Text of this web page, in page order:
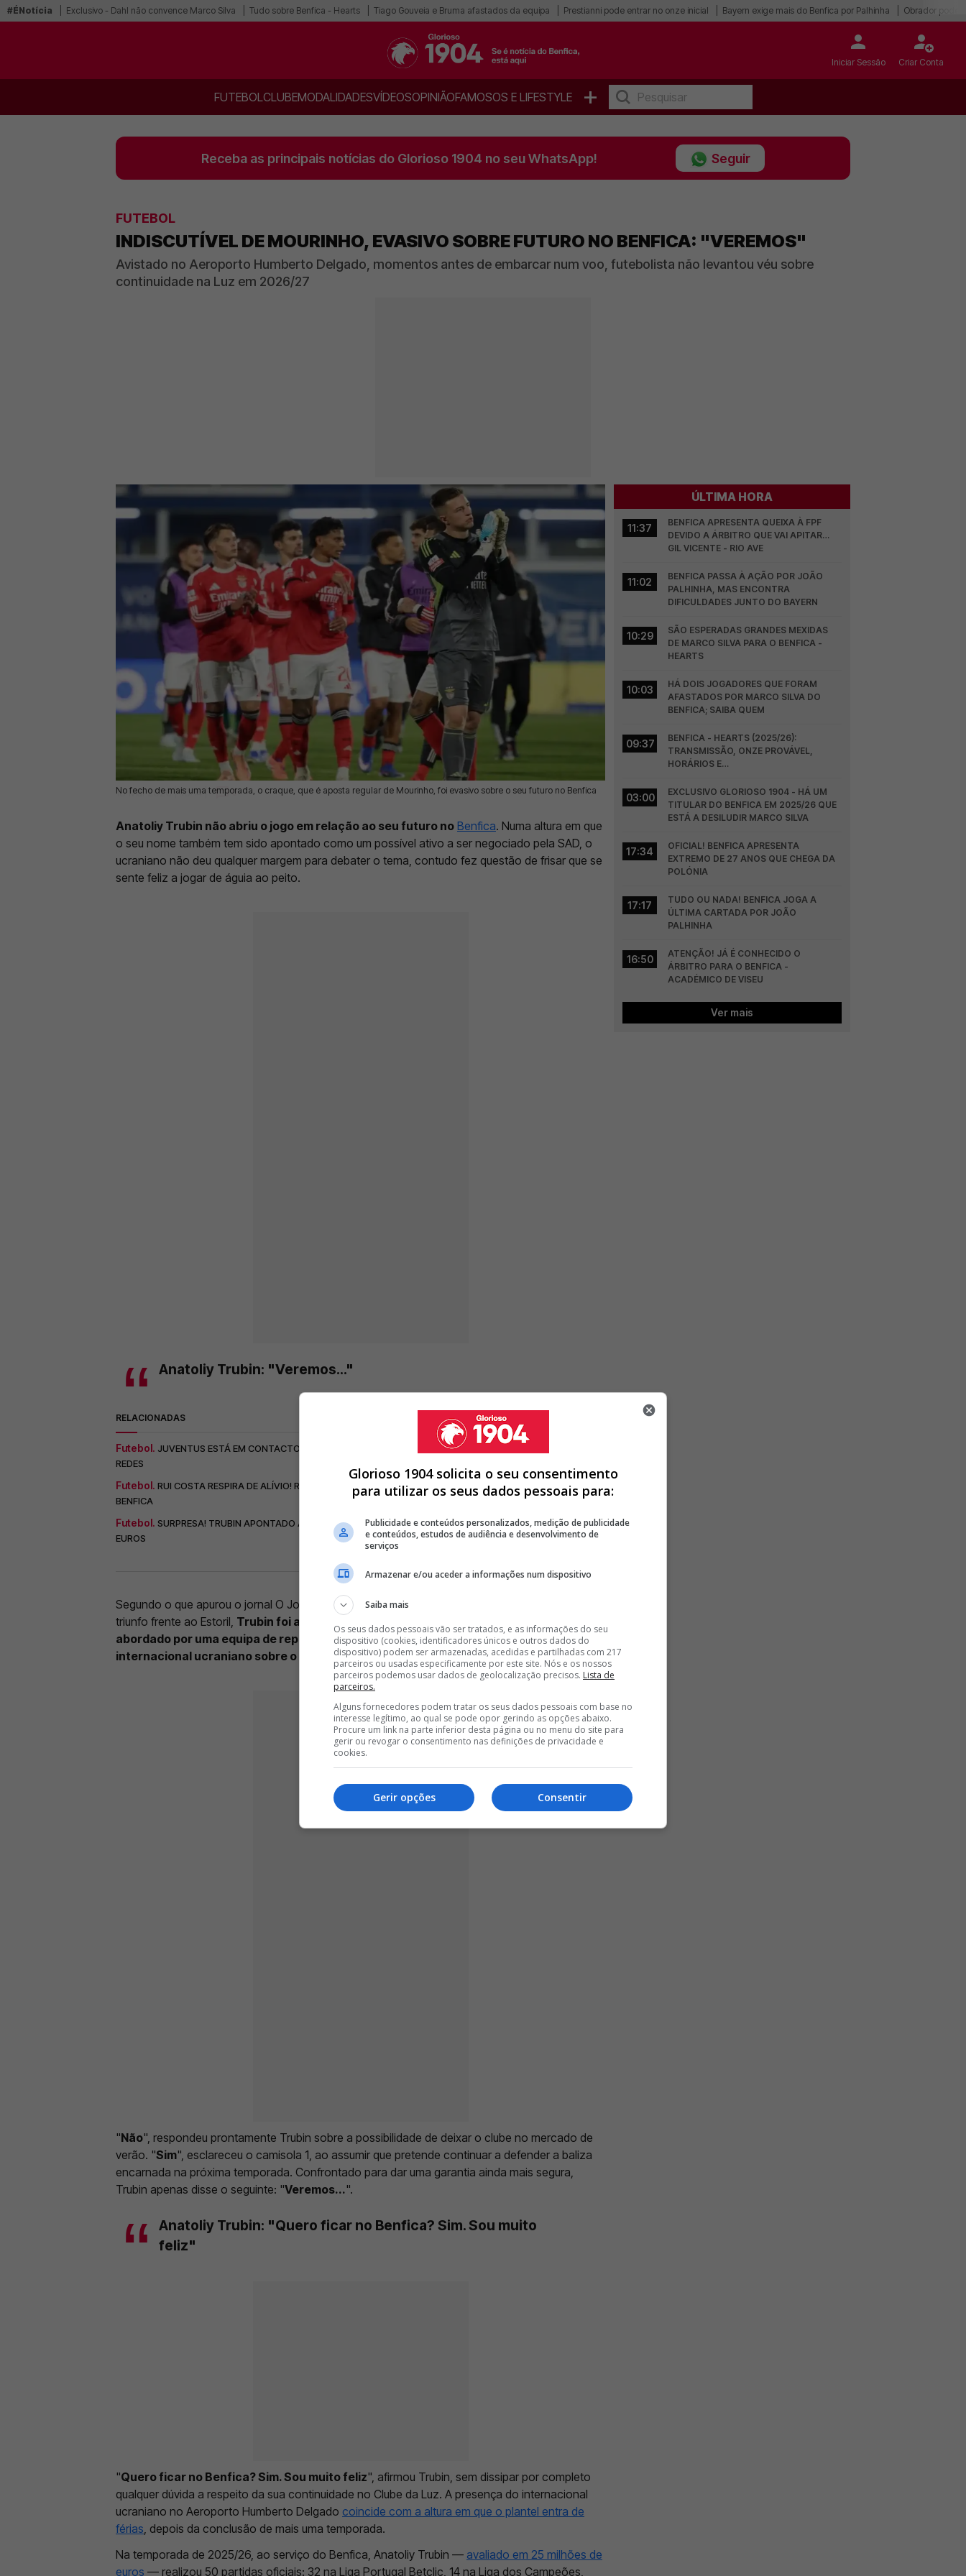
#ÉNotícia Exclusivo - Dahl não convence Marco Silva Tudo sobre Benfica - Hearts Tiago Gouveia e Bruma afastados da equipa Prestianni pode entrar no onze inicial Bayern exige mais do Benfica por Palhinha Obrador pode
Iniciar Sessão Criar Conta
FUTEBOLCLUBEMODALIDADESVÍDEOSOPINIÃOFAMOSOS E LIFESTYLE +
Receba as principais notícias do Glorioso 1904 no seu WhatsApp! Seguir
FUTEBOL
INDISCUTÍVEL DE MOURINHO, EVASIVO SOBRE FUTURO NO BENFICA: "VEREMOS"
Avistado no Aeroporto Humberto Delgado, momentos antes de embarcar num voo, futebolista não levantou véu sobre
continuidade na Luz em 2026/27
No fecho de mais uma temporada, o craque, que é aposta regular de Mourinho, foi evasivo sobre o seu futuro no Benfica
18 Mai 2026 | 10:14 | 0
Anatoliy Trubin não abriu o jogo em relação ao seu futuro no Benfica. Numa altura em que
o seu nome também tem sido apontado como um possível ativo a ser negociado pela SAD, o
ucraniano não deu qualquer margem para debater o tema, contudo fez questão de frisar que se
sente feliz a jogar de águia ao peito.
Anatoliy Trubin: "Veremos..."
RELACIONADAS
Futebol. JUVENTUS ESTÁ EM CONTACTOS POR TRUBIN E BENFICA JÁ DEFINIU VALOR PARA VENDER GUARDA-
REDES
Futebol. RUI COSTA RESPIRA DE ALÍVIO! REAL MADRID NÃO TEM INTERESSE EM COMPRAR FUTEBOLISTA DO
BENFICA
Futebol. SURPRESA! TRUBIN APONTADO À SAÍDA DO BENFICA RUMO AO REAL MADRID POR... 20 MILHÕES DE
EUROS
< >
Segundo o que apurou o jornal O Jogo, no passado domingo, 17 de maio, um dia depois do
triunfo frente ao Estoril, Trubin foi avistado no Aeroporto Humberto Delgado, onde foi
abordado por uma equipa de reportagem da SIC, que fez algumas questões ao
internacional ucraniano sobre o seu futuro no Benfica.
"Não", respondeu prontamente Trubin sobre a possibilidade de deixar o clube no mercado de
verão. "Sim", esclareceu o camisola 1, ao assumir que pretende continuar a defender a baliza
encarnada na próxima temporada. Confrontado para dar uma garantia ainda mais segura,
Trubin apenas disse o seguinte: "Veremos...".
Anatoliy Trubin: "Quero ficar no Benfica? Sim. Sou muito
feliz"
"Quero ficar no Benfica? Sim. Sou muito feliz", afirmou Trubin, sem dissipar por completo
qualquer dúvida a respeito da sua continuidade no Clube da Luz. A presença do internacional
ucraniano no Aeroporto Humberto Delgado coincide com a altura em que o plantel entra de
férias , depois da conclusão de mais uma temporada.
Na temporada de 2025/26, ao serviço do Benfica, Anatoliy Trubin — avaliado em 25 milhões de
euros — realizou 50 partidas oficiais: 32 na Liga Portugal Betclic, 14 na Liga dos Campeões,
ÚLTIMA HORA
11:37
BENFICA APRESENTA QUEIXA À FPF
DEVIDO A ÁRBITRO QUE VAI APITAR…
GIL VICENTE - RIO AVE
11:02
BENFICA PASSA À AÇÃO POR JOÃO
PALHINHA, MAS ENCONTRA
DIFICULDADES JUNTO DO BAYERN
10:29
SÃO ESPERADAS GRANDES MEXIDAS
DE MARCO SILVA PARA O BENFICA -
HEARTS
10:03
HÁ DOIS JOGADORES QUE FORAM
AFASTADOS POR MARCO SILVA DO
BENFICA; SAIBA QUEM
09:37
BENFICA - HEARTS (2025/26):
TRANSMISSÃO, ONZE PROVÁVEL,
HORÁRIOS E…
03:00
EXCLUSIVO GLORIOSO 1904 - HÁ UM
TITULAR DO BENFICA EM 2025/26 QUE
ESTÁ A DESILUDIR MARCO SILVA
17:34
OFICIAL! BENFICA APRESENTA
EXTREMO DE 27 ANOS QUE CHEGA DA
POLÓNIA
17:17
TUDO OU NADA! BENFICA JOGA A
ÚLTIMA CARTADA POR JOÃO
PALHINHA
16:50
ATENÇÃO! JÁ É CONHECIDO O
ÁRBITRO PARA O BENFICA -
ACADÉMICO DE VISEU
Ver mais
Glorioso 1904 solicita o seu consentimento
para utilizar os seus dados pessoais para:
Publicidade e conteúdos personalizados, medição de publicidade
e conteúdos, estudos de audiência e desenvolvimento de
serviços
Armazenar e/ou aceder a informações num dispositivo
Saiba mais
Os seus dados pessoais vão ser tratados, e as informações do seu
dispositivo (cookies, identificadores únicos e outros dados do
dispositivo) podem ser armazenadas, acedidas e partilhadas com 217
parceiros ou usadas especificamente por este site. Nós e os nossos
parceiros podemos usar dados de geolocalização precisos. Lista de
parceiros.
Alguns fornecedores podem tratar os seus dados pessoais com base no
interesse legítimo, ao qual se pode opor gerindo as opções abaixo.
Procure um link na parte inferior desta página ou no menu do site para
gerir ou revogar o consentimento nas definições de privacidade e
cookies.
Consentir
Gerir opções